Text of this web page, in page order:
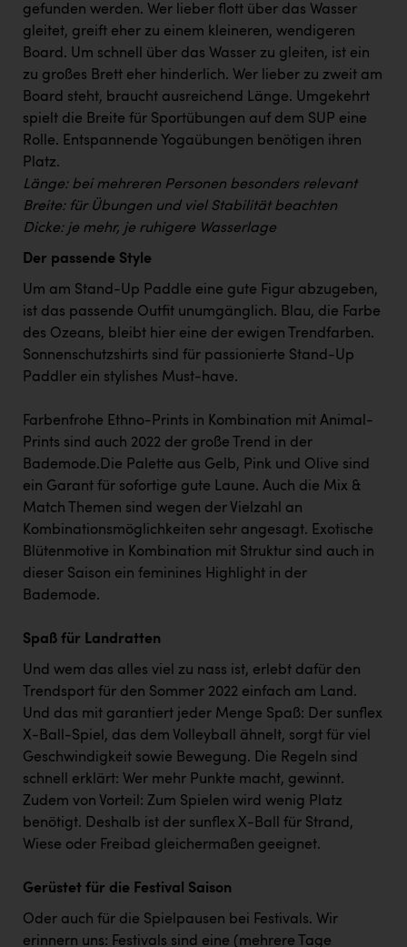
Dopgas
kunden basics
kontakt
gefunden werden. Wer lieber flott über das Wasser
gleitet, greift eher zu einem kleineren, wendigeren
Board. Um schnell über das Wasser zu gleiten, ist ein
zu großes Brett eher hinderlich. Wer lieber zu zweit am
Board steht, braucht ausreichend Länge. Umgekehrt
spielt die Breite für Sportübungen auf dem SUP eine
Rolle. Entspannende Yogaübungen benötigen ihren
Platz.
Länge: bei mehreren Personen besonders relevant
Breite: für Übungen und viel Stabilität beachten
Dicke: je mehr, je ruhigere Wasserlage
Der passende Style
Um am Stand-Up Paddle eine gute Figur abzugeben,
ist das passende Outfit unumgänglich. Blau, die Farbe
des Ozeans, bleibt hier eine der ewigen Trendfarben.
Sonnenschutzshirts sind für passionierte Stand-Up
Paddler ein stylishes Must-have.
Farbenfrohe Ethno-Prints in Kombination mit Animal-
Prints sind auch 2022 der große Trend in der
Bademode.Die Palette aus Gelb, Pink und Olive sind
ein Garant für sofortige gute Laune. Auch die Mix &
Match Themen sind wegen der Vielzahl an
Kombinationsmöglichkeiten sehr angesagt. Exotische
Blütenmotive in Kombination mit Struktur sind auch in
dieser Saison ein feminines Highlight in der
Bademode.
Spaß für Landratten
Und wem das alles viel zu nass ist, erlebt dafür den
Trendsport für den Sommer 2022 einfach am Land.
Und das mit garantiert jeder Menge Spaß: Der sunflex
X-Ball-Spiel, das dem Volleyball ähnelt, sorgt für viel
Geschwindigkeit sowie Bewegung. Die Regeln sind
schnell erklärt: Wer mehr Punkte macht, gewinnt.
Zudem von Vorteil: Zum Spielen wird wenig Platz
benötigt. Deshalb ist der sunflex X-Ball für Strand,
Wiese oder Freibad gleichermaßen geeignet.
Gerüstet für die Festival Saison
Oder auch für die Spielpausen bei Festivals. Wir
erinnern uns: Festivals sind eine (mehrere Tage